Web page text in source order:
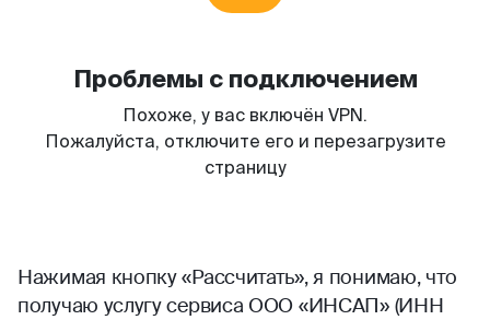
Нажимая кнопку «Рассчитать», я понимаю, что
получаю услугу сервиса ООО «ИНСАП» (ИНН